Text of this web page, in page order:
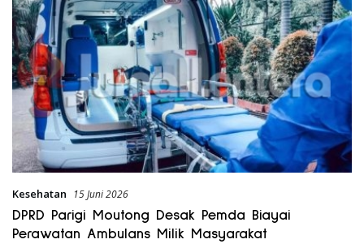
Kesehatan 15 Juni 2026
DPRD Parigi Moutong Desak Pemda Biayai
Perawatan Ambulans Milik Masyarakat